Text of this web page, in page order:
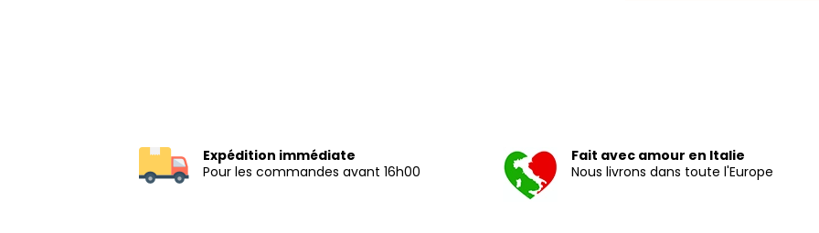
Expédition immédiate
Pour les commandes avant 16h00
Fait avec amour en Italie
Nous livrons dans toute l'Europe